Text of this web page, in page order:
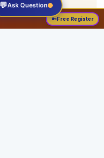
💬Ask Question
🔑Free Register